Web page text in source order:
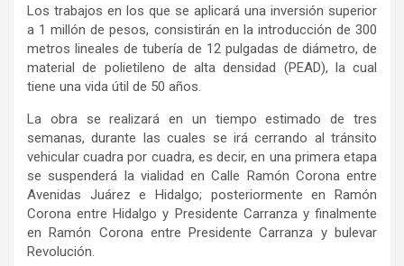
Los trabajos en los que se aplicará una inversión superior
a 1 millóndepesos, consistirán en la introducción de 300
metros lineales de tubería de 12 pulgadas de diámetro, de
material de polietileno de alta densidad (PEAD), la cual
tiene una vida útil de 50 años.
La obra se realizará en un tiempo estimado de tres
semanas, durante las cuales se irá cerrando al tránsito
vehicular cuadra por cuadra, es decir, en una primera etapa
se suspenderá la vialidad en Calle Ramón Corona entre
Avenidas Juárez e Hidalgo; posteriormente en Ramón
Corona entre Hidalgo y Presidente Carranza y finalmente
en Ramón Corona entre Presidente Carranza y bulevar
Revolución.